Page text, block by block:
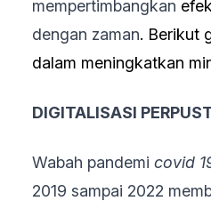
mempertimbangkan
dengan zaman. Berikut
dalam meningkatkan
DIGITALISASI
Wabah pandemi covid
2019 sampai 2022